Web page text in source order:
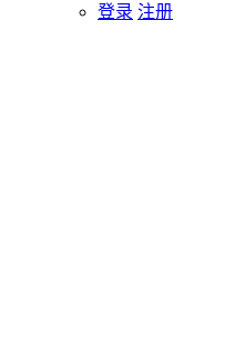
登录 注册